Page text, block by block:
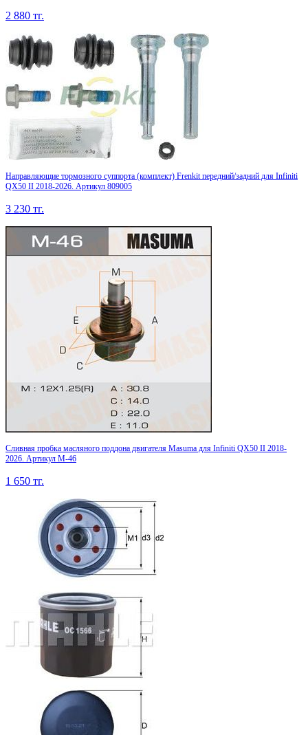
2 880 тг.
Направляющие тормозного суппорта (комплект) Frenkit передний/задний для Infiniti
QX50 II 2018-2026. Артикул 809005
3 230 тг.
Сливная пробка масляного поддона двигателя Masuma для Infiniti QX50 II 2018-
2026. Артикул M-46
1 650 тг.